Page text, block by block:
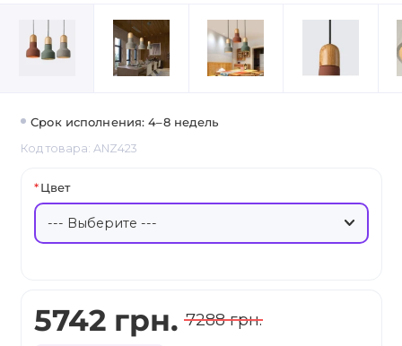
Срок исполнения: 4–8 недель
Код товара: ANZ423
5742 грн. 7288 грн.
Цвет